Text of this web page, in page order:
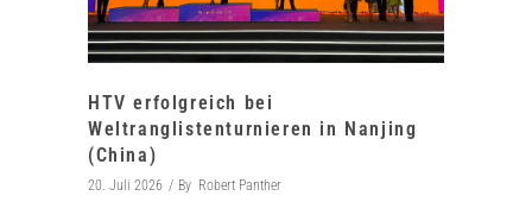
HTV erfolgreich bei
Weltranglistenturnieren in Nanjing
(China)
20. Juli 2026 By Robert Panther